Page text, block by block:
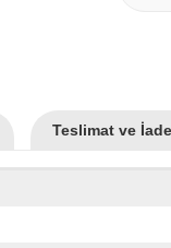
Teslimat ve